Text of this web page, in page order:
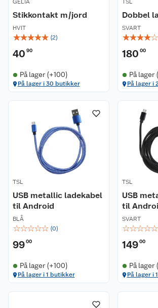
GELIA
Stikkontakt m/jord
HVIT
☆☆☆☆☆ (2)
40 90
På lager (+100)
På lager i 30 butikker
TSL
Dobbel
SVART
☆☆☆☆☆
180 00
På lager
På lager i
TSL
USB metallic ladekabel
til Android
BLÅ
☆☆☆☆☆ (0)
9900
På lager (+100)
På lager i 1 butikker
TSL
USB
til
SVART
☆☆☆☆☆
14900
På lager
På lager i